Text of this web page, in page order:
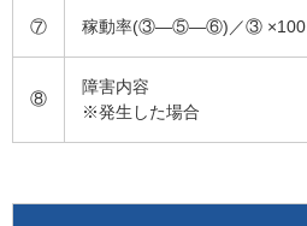
⑦ 稼動率(③―⑤―⑥)／③ ×100
⑧
障害内容
※発生した場合